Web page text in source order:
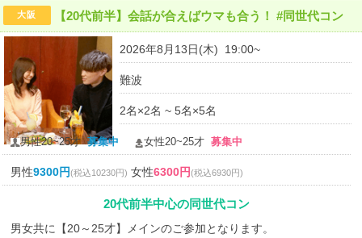
大阪 【20代前半】会話が合えばウマも合う！ #同世代コン
2026年8月13日(木) 19:00~
難波
2名×2名 ~ 5名×5名
男性20~25才募集中 女性20~25才募集中
男性9300円(税込10230円) 女性6300円(税込6930円)
20代前半中心の同世代コン
男女共に【20～25才】メインのご参加となります。